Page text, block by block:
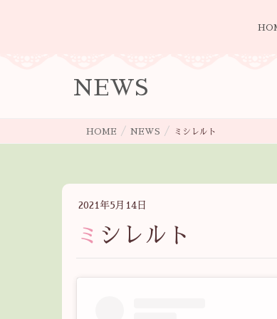
NEWS
HOME NEWS ミシレルト
2021年5月14日
ミシレルト